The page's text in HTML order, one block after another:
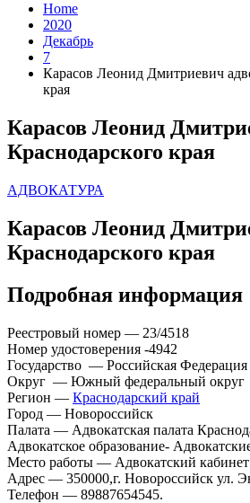
Home
2020
Декабрь
7
Карасов Леонид Дмитриевич
края
Карасов Леонид
Краснодарского края
АДВОКАТУРА
Карасов Леонид
Краснодарского края
Подробная информация
Реестровый номер — 23/4518
Номер удостоверения -4942
Государство — Российская Федерация
Округ — Южный федеральный округ
Регион — Краснодарский край
Город — Новороссийск
Палата — Адвокатская палата
Адвокатское образование-
Место работы — Адвокатский
Адрес — 350000,г. Новороссийск ул.
Телефон — 89887654545.